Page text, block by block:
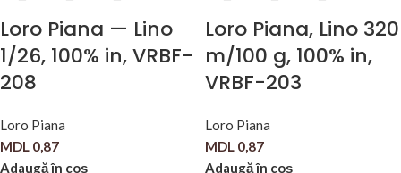
Loro Piana — Lino
1/26, 100% in, VRBF-
208
Loro Piana
MDL 0,87
Adaugă în coș
Loro Piana, Lino 320
m/100 g, 100% in,
VRBF-203
Loro Piana
MDL 0,87
Adaugă în coș